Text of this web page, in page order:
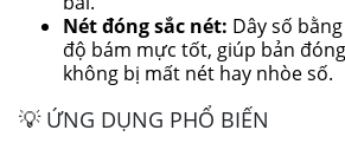
Nét đóng sắc nét: Dây số
độ bám mực tốt, giúp bản
không bị mất nét hay nhòe số.
💡 ỨNG DỤNG PHỔ BIẾN